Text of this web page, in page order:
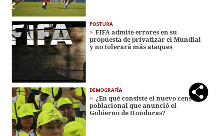
POSTURA
FIFA admite errores en su
propuesta de privatizar el Mundial
y no tolerará más ataques
DEMOGRAFÍA
¿En qué consiste el nuevo censo
poblacional que anunció el
Gobierno de Honduras?